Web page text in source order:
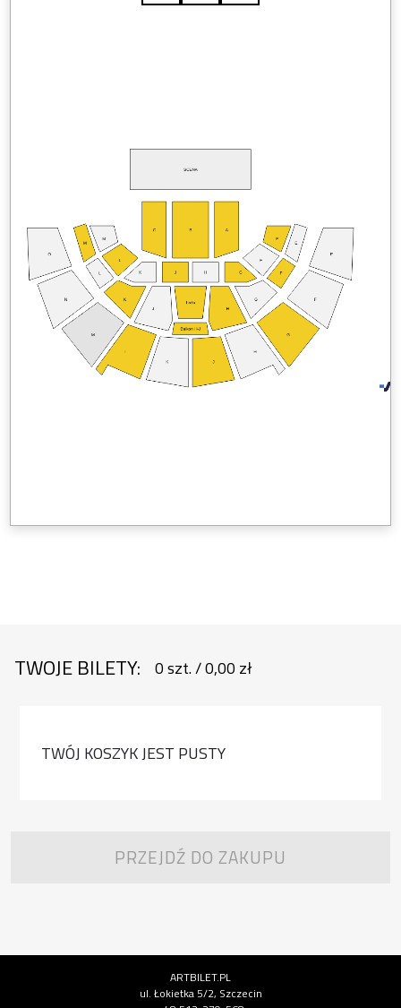
C B A
M
L
K J H G
F
E
M
L
K
J
Loża
Balkon H-J
H
G
F
E
O
N
M
L
K J
H
G
F
E
SCENA
TWOJE BILETY: 0szt./0,00 zł
TWÓJ KOSZYK JEST PUSTY
PRZEJDŹ DO ZAKUPU
Informacje o instytucjiARTBILET.PL
ul. Łokietka 5/2, Szczecin